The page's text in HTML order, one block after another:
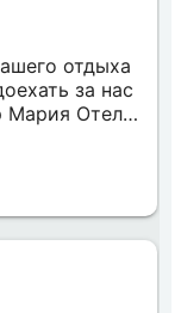
отдыха
за нас
Мария Отель
месте
можно